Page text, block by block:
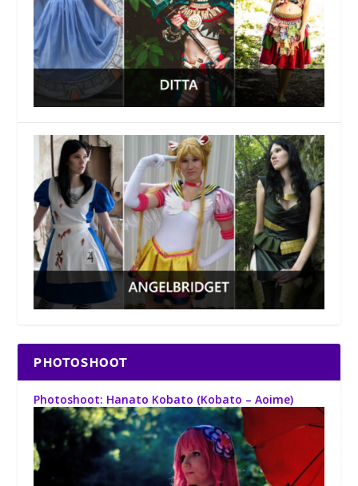
PHOTOSHOOT
Photoshoot: Hanato Kobato (Kobato – Aoime)